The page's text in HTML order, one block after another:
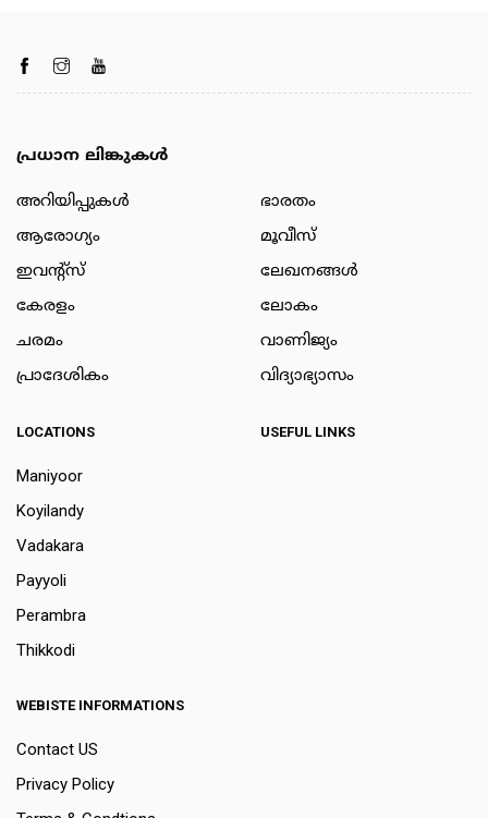
പ്രധാന ലിങ്കുകൾ
അറിയിപ്പുകള്‍
ആരോഗ്യം
ഇവന്റ്സ്
കേരളം
ചരമം
പ്രാദേശികം
ഭാരതം
മൂവീസ്
ലേഖനങ്ങള്‍
ലോകം
വാണിജ്യം
വിദ്യാഭ്യാസം
LOCATIONS
Maniyoor
Koyilandy
Vadakara
Payyoli
Perambra
Thikkodi
USEFUL LINKS
WEBISTE INFORMATIONS
Contact US
Privacy Policy